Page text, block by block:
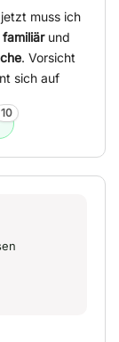
muss ich
familiärund
. Vorsicht
sich auf
10